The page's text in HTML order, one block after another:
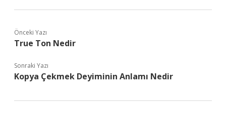
Önceki Yazı
True Ton Nedir
Sonraki Yazı
Kopya Çekmek Deyiminin Anlamı Nedir